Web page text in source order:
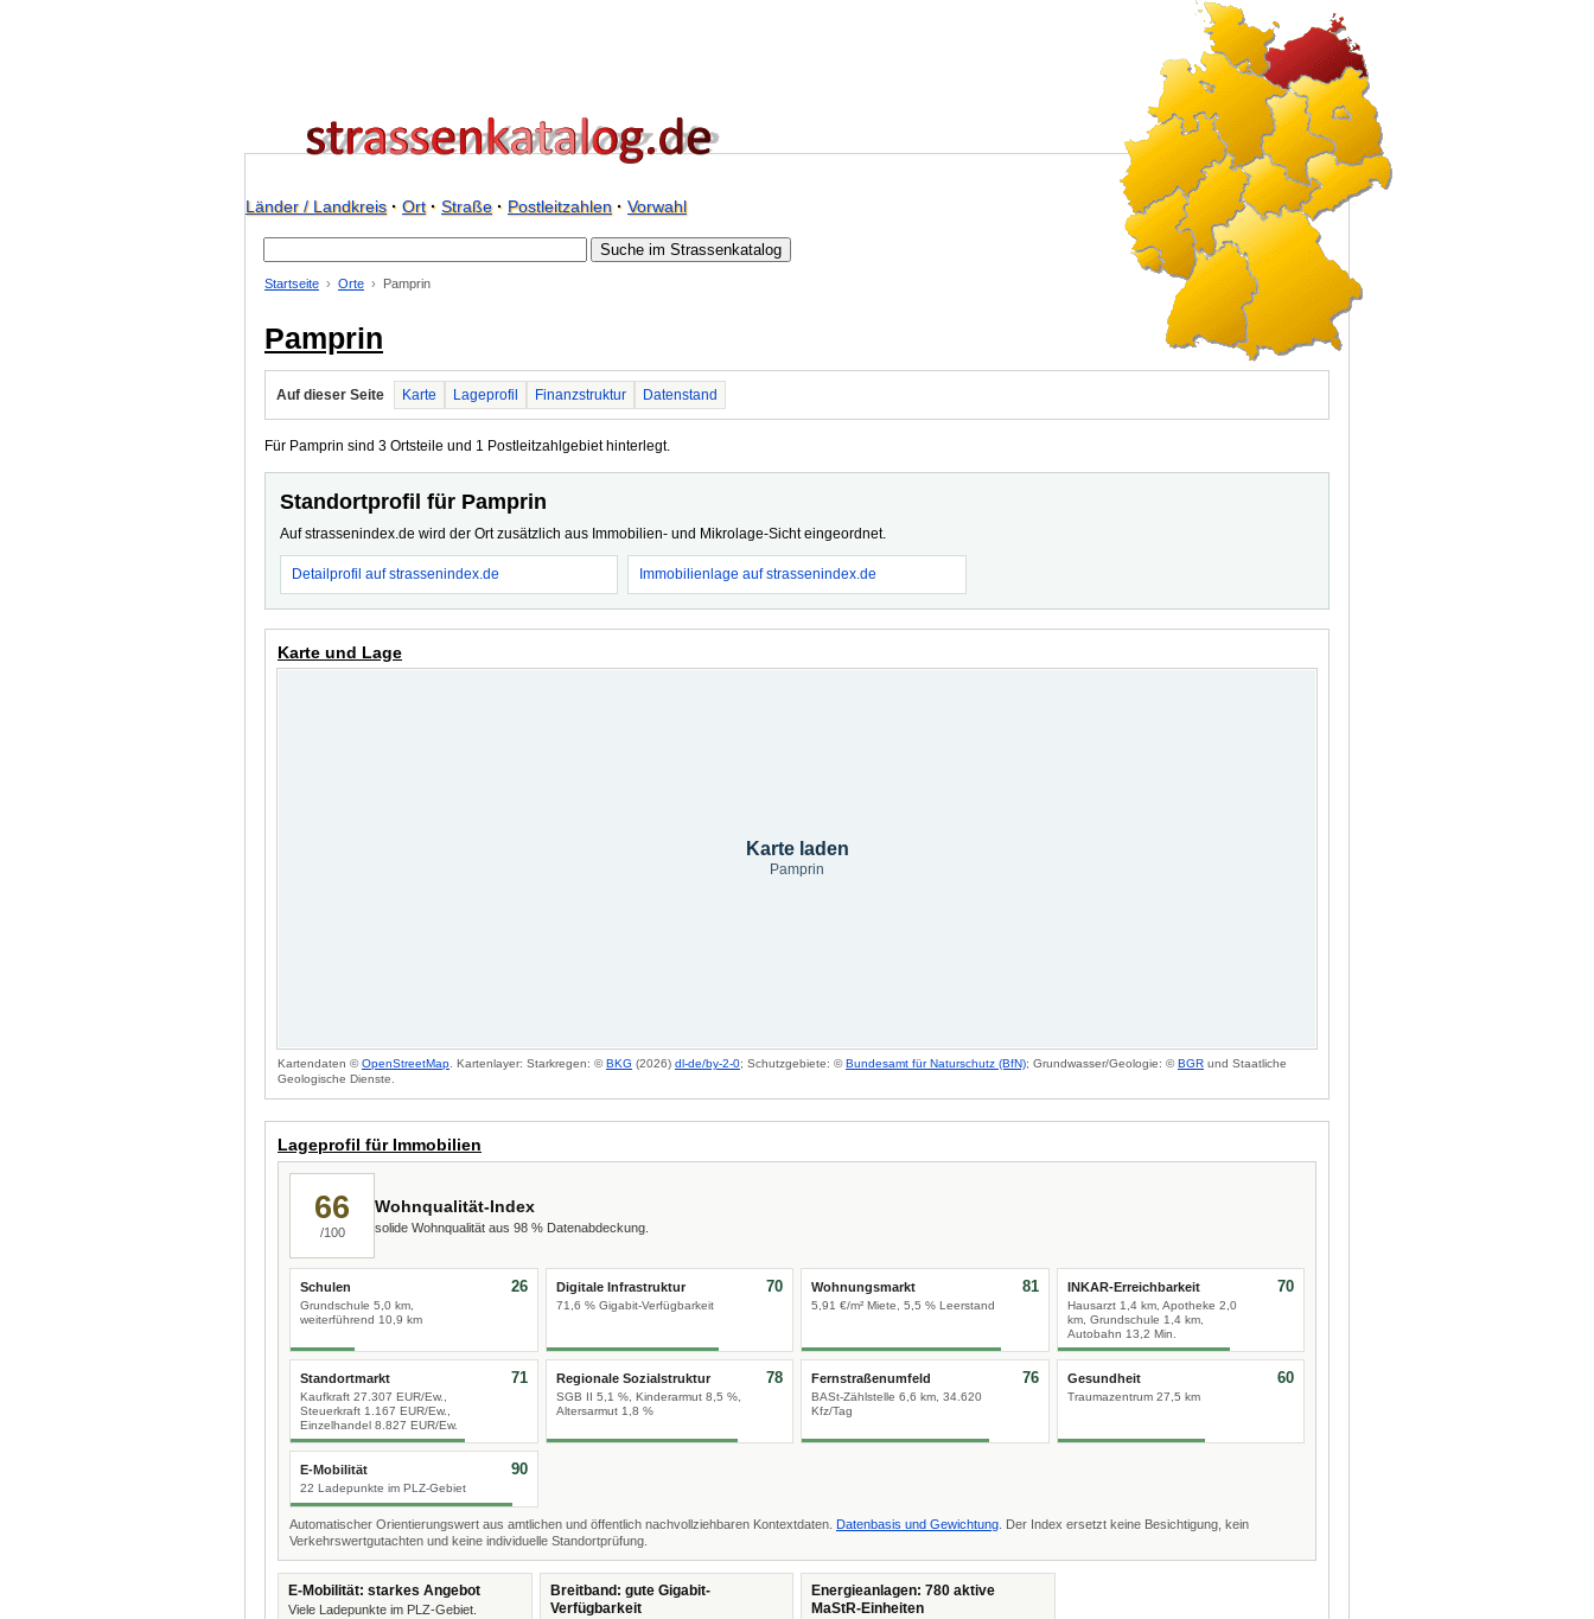
Länder / Landkreis· Ort· Straße· Postleitzahlen· Vorwahl
Startseite Orte Pamprin
Pamprin
Auf dieser Seite Karte Lageprofil Finanzstruktur Datenstand
Für Pamprin sind 3 Ortsteile und 1 Postleitzahlgebiet hinterlegt.
Standortprofil für Pamprin
Auf strassenindex.de wird der Ort zusätzlich aus Immobilien- und Mikrolage-Sicht eingeordnet.
Detailprofil auf strassenindex.de Immobilienlage auf strassenindex.de
Karte und Lage
Karte laden
Pamprin
Kartendaten ©OpenStreetMap . Kartenlayer: Starkregen: ©BKG (2026) dl-de/by-2-0; Schutzgebiete: ©Bundesamt für Naturschutz (BfN); Grundwasser/Geologie: ©BGR und Staatliche
Geologische Dienste.
Lageprofil für Immobilien
66
/100
Wohnqualität-Index
solide Wohnqualität aus 98 % Datenabdeckung.
Schulen
Grundschule 5,0 km,
weiterführend 10,9 km
26 Digitale Infrastruktur
71,6 % Gigabit-Verfügbarkeit
70 Wohnungsmarkt
5,91 €/m² Miete, 5,5 % Leerstand
81 INKAR-Erreichbarkeit
Hausarzt 1,4 km, Apotheke 2,0
km, Grundschule 1,4 km,
Autobahn 13,2 Min.
70
Standortmarkt
Kaufkraft 27.307 EUR/Ew.,
Steuerkraft 1.167 EUR/Ew.,
Einzelhandel 8.827 EUR/Ew.
71 Regionale Sozialstruktur
SGB II 5,1 %, Kinderarmut 8,5 %,
Altersarmut 1,8 %
78 Fernstraßenumfeld
BASt-Zählstelle 6,6 km, 34.620
Kfz/Tag
76 Gesundheit
Traumazentrum 27,5 km
60
E-Mobilität
22 Ladepunkte im PLZ-Gebiet
90
Automatischer Orientierungswert aus amtlichen und öffentlich nachvollziehbaren Kontextdaten. Datenbasis und Gewichtung . Der Index ersetzt keine Besichtigung, kein
Verkehrswertgutachten und keine individuelle Standortprüfung.
E-Mobilität: starkes Angebot
Viele Ladepunkte im PLZ-Gebiet.
Breitband: gute Gigabit-
Verfügbarkeit
Energieanlagen: 780 aktive
MaStR-Einheiten